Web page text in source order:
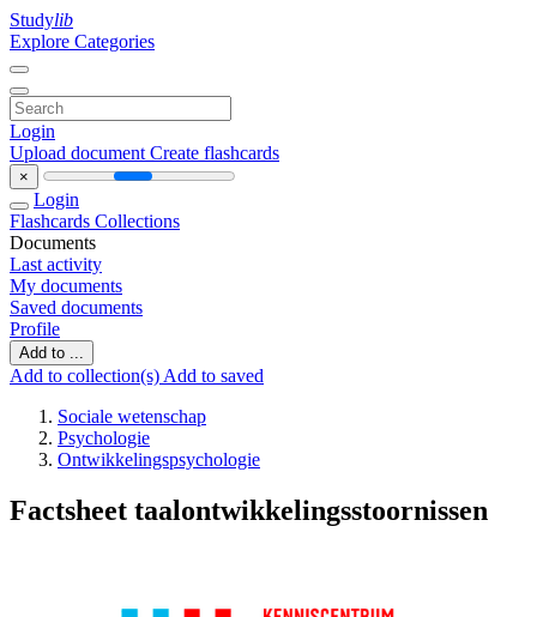
Studylib
Explore Categories
Login
Upload document Create flashcards
×
Login
Flashcards Collections
Documents
Last activity
My documents
Saved documents
Profile
Add to ...
Add to collection(s) Add to saved
Sociale wetenschap
Psychologie
Ontwikkelingspsychologie
Factsheet taalontwikkelingsstoornissen